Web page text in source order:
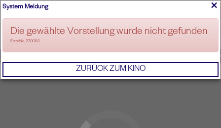
ANMELDEN
×
System Meldung
Die gewählte Vorstellung wurde nicht gefunden
ErrorNo. 270083
ZURÜCK ZUM KINO